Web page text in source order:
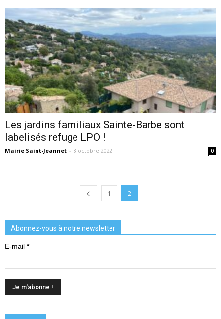
Les jardins familiaux Sainte-Barbe sont
labelisés refuge LPO !
Mairie Saint-Jeannet - 3 octobre 2022 0
1 2
Abonnez-vous à notre newsletter
E-mail *